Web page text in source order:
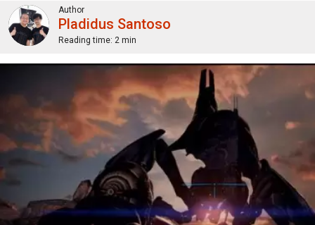
Author
Pladidus Santoso
Reading time: 2 min